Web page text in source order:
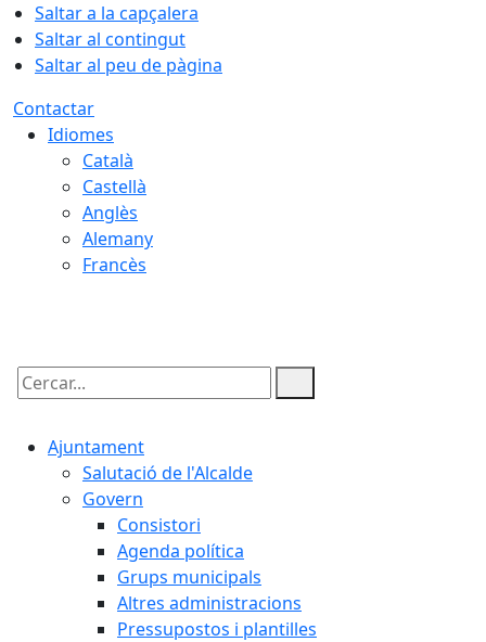
Saltar a la capçalera
Saltar al contingut
Saltar al peu de pàgina
Contactar
Idiomes
Català
Castellà
Anglès
Alemany
Francès
Cercar:
Ajuntament
Salutació de l'Alcalde
Govern
Consistori
Agenda política
Grups municipals
Altres administracions
Pressupostos i plantilles